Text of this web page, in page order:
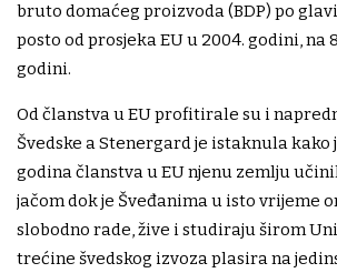
bruto domaćeg proizvoda (BDP) po
posto od prosjeka EU u 2004. godini, na
godini.
Od članstva u EU profitirale su i
Švedske a Stenergard je istaknula kako
godina članstva u EU njenu zemlju
jačom dok je Šveđanima u isto vrijeme
slobodno rade, žive i studiraju širom
trećine švedskog izvoza plasira na